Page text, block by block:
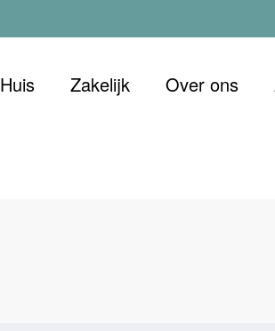
Huis Zakelijk Over ons